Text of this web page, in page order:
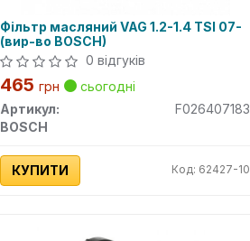
Фільтр масляний VAG 1.2-1.4 TSI 07-
(вир-во BOSCH)
0 відгуків
465 грн
сьогодні
Артикул:
F026407183
BOSCH
КУПИТИ Код: 62427-10